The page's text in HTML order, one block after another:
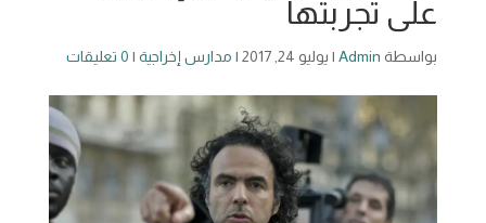
على تجربتها
بواسطة Admin
| يوليو 24, 2017 | مدارس إخراجية| 0 تعليقات